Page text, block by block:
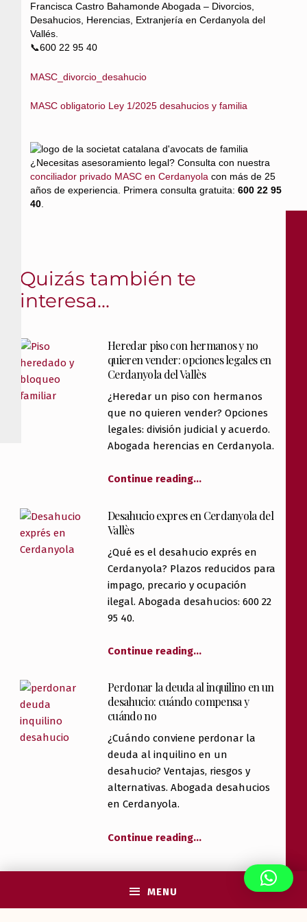
MENU
Francisca Castro Bahamonde Abogada – Divorcios,
Desahucios, Herencias, Extranjería en Cerdanyola del
Vallés.
📞600 22 95 40
MASC_divorcio_desahucio
MASC obligatorio Ley 1/2025 desahucios y familia
¿Necesitas asesoramiento legal? Consulta con nuestra
conciliador privado MASC en Cerdanyola con más de 25
años de experiencia. Primera consulta gratuita: 600 22 95
40.
Quizás también te
interesa...
Heredar piso con hermanos y no
quieren vender: opciones legales en
Cerdanyola del Vallès
¿Heredar un piso con hermanos
que no quieren vender? Opciones
legales: división judicial y acuerdo.
Abogada herencias en Cerdanyola.
Continue reading…
Desahucio expres en Cerdanyola del
Vallès
¿Qué es el desahucio exprés en
Cerdanyola? Plazos reducidos para
impago, precario y ocupación
ilegal. Abogada desahucios: 600 22
95 40.
Continue reading…
Perdonar la deuda al inquilino en un
desahucio: cuándo compensa y
cuándo no
¿Cuándo conviene perdonar la
deuda al inquilino en un
desahucio? Ventajas, riesgos y
alternativas. Abogada desahucios
en Cerdanyola.
Continue reading…
Categorías